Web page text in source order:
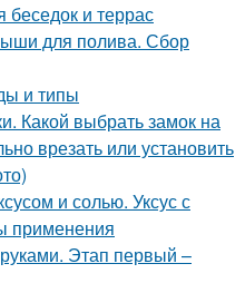
беседок и террас
для полива. Сбор
и типы
Какой выбрать замок на
врезать или установить
и солью. Уксус с
применения
Этап первый –